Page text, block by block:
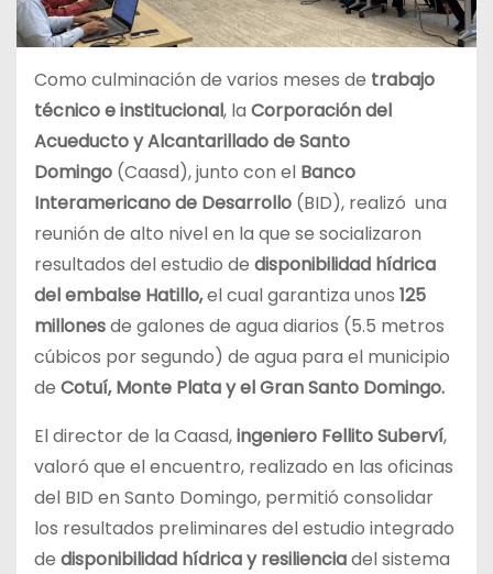
Como culminación de varios meses de trabajo
técnico e institucional, la Corporación del
Acueducto y Alcantarillado de Santo
Domingo (Caasd), junto con el Banco
Interamericano de Desarrollo (BID), realizó una
reunión de alto nivel en la que se socializaron
resultados del estudio de disponibilidad hídrica
del embalse Hatillo,el cual garantiza unos 125
millonesde galones de agua diarios (5.5 metros
cúbicos por segundo) de agua para el municipio
de Cotuí, Monte Plata y el Gran Santo Domingo.
El director de la Caasd,ingeniero Fellito Suberví,
valoró que el encuentro, realizado en las oficinas
del BID en Santo Domingo, permitió consolidar
los resultados preliminares del estudio integrado
de disponibilidad hídrica y resilienciadel sistema